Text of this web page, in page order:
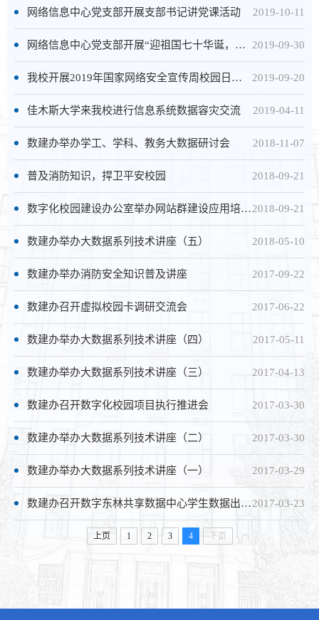
2019-10-11
网络信息中心党支部开展支部书记讲党课活动
2019-09-30
网络信息中心党支部开展“迎祖国七十华诞，忆七十载风雨兼程”图片展活动
2019-09-20
我校开展2019年国家网络安全宣传周校园日活动
2019-04-11
佳木斯大学来我校进行信息系统数据容灾交流
2018-11-07
数建办举办学工、学科、教务大数据研讨会
2018-09-21
普及消防知识，捍卫平安校园
2018-09-21
数字化校园建设办公室举办网站群建设应用培训会
2018-05-10
数建办举办大数据系列技术讲座（五）
2017-09-22
数建办举办消防安全知识普及讲座
2017-06-22
数建办召开虚拟校园卡调研交流会
2017-05-11
数建办举办大数据系列技术讲座（四）
2017-04-13
数建办举办大数据系列技术讲座（三）
2017-03-30
数建办召开数字化校园项目执行推进会
2017-03-30
数建办举办大数据系列技术讲座（二）
2017-03-29
数建办举办大数据系列技术讲座（一）
2017-03-23
数建办召开数字东林共享数据中心学生数据出口问题研讨会
上页 1 2 3 4 下页